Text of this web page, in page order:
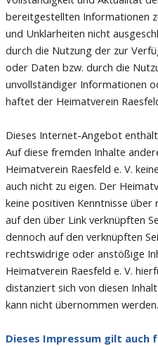
bereitgestellten Informationen
und Unklarheiten nicht
durch die Nutzung der zur
oder Daten bzw. durch die
unvollständiger Informationen
haftet der Heimatverein
Dieses Internet-Angebot
Auf diese fremden Inhalte
Heimatverein Raesfeld e. V.
auch nicht zu eigen. Der
keine positiven Kenntnisse
auf den über Link verknüpften
dennoch auf den verknüpften
rechtswidrige oder anstößige
Heimatverein Raesfeld e. V.
distanziert sich von diesen
kann nicht übernommen werden.
Dieses Impressum gilt auch